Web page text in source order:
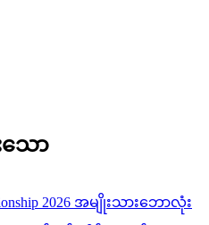
ော
2026 အမျိုးသားဘောလုံး